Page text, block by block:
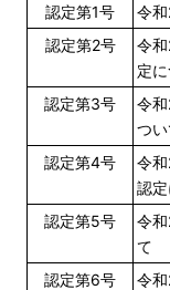
認定第1号
令
認定第2号
令
定
認定第3号
令
つ
認定第4号
令
認
認定第5号
令
て
認定第6号
令